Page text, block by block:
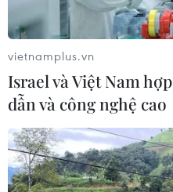
Vẻ đẹp
nhất Đông Nam Á
09/04/2018 12:00
Thác Khone Phapheng ở
Campuchia là con thác
cao 21m, nhiều thác
sông Mekong, được ví là
vietnamplus.vn
Israel và Việt Nam
dẫn và công nghệ cao